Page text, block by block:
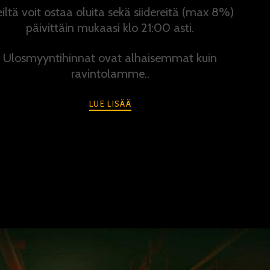
voit ostaa oluita sekä siidereitä (max 8%)
päivittäin mukaasi klo 21:00 asti.
Ulosmyyntihinnat ovat alhaisemmat kuin
ravintolamme..
LUE LISÄÄ